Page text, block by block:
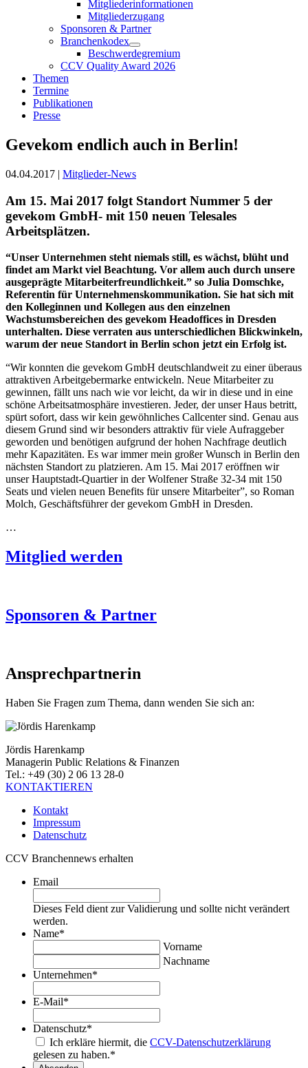
Mitgliederinformationen
Mitgliederzugang
Sponsoren & Partner
Branchenkodex
Beschwerdegremium
CCV Quality Award 2026
Themen
Termine
Publikationen
Presse
Gevekom endlich auch in Berlin!
04.04.2017 | Mitglieder-News
Am 15. Mai 2017 folgt Standort Nummer 5 der
gevekom GmbH‐ mit 150 neuen Telesales
Arbeitsplätzen.
“Unser Unternehmen steht niemals still, es wächst, blüht und
findet am Markt viel Beachtung. Vor allem auch durch unsere
ausgeprägte Mitarbeiterfreundlichkeit.” so Julia Domschke,
Referentin für Unternehmenskommunikation. Sie hat sich mit
den Kolleginnen und Kollegen aus den einzelnen
Wachstumsbereichen des gevekom Headoffices in Dresden
unterhalten. Diese verraten aus unterschiedlichen Blickwinkeln,
warum der neue Standort in Berlin schon jetzt ein Erfolg ist.
“Wir konnten die gevekom GmbH deutschlandweit zu einer überaus
attraktiven Arbeitgebermarke entwickeln. Neue Mitarbeiter zu
gewinnen, fällt uns nach wie vor leicht, da wir in diese und in eine
schöne Arbeitsatmosphäre investieren. Jeder, der unser Haus betritt,
spürt sofort, dass wir kein gewöhnliches Callcenter sind. Genau aus
diesem Grund sind wir besonders attraktiv für viele Aufraggeber
geworden und benötigen aufgrund der hohen Nachfrage deutlich
mehr Kapazitäten. Es war immer mein großer Wunsch in Berlin den
nächsten Standort zu platzieren. Am 15. Mai 2017 eröffnen wir
unser Hauptstadt‐Quartier in der Wolfener Straße 32‐34 mit 150
Seats und vielen neuen Benefits für unsere Mitarbeiter”, so Roman
Molch, Geschäftsführer der gevekom GmbH in Dresden.
…
Mitglied werden
Sponsoren & Partner
Ansprechpartnerin
Haben Sie Fragen zum Thema, dann wenden Sie sich an:
Jördis Harenkamp
Managerin Public Relations & Finanzen
Tel.: +49 (30) 2 06 13 28-0
KONTAKTIEREN
Kontakt
Impressum
Datenschutz
CCV Branchennews erhalten
Email
Dieses Feld dient zur Validierung und sollte nicht verändert
werden.
Name*
Vorname
Nachname
Unternehmen*
E-Mail*
Datenschutz*
Ich erkläre hiermit, die CCV-Datenschutzerklärung
gelesen zu haben.*